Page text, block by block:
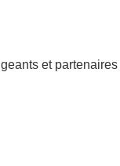
et partenaires